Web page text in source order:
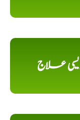
دیسی علاج